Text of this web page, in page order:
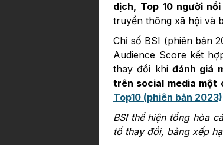
dịch, Top 10 người
truyền thông xã hội và
Chỉ số BSI (phiên bản
Audience Score kết
thay đổi khi đánh giá
trên social media một
Top10 (phiên bản 2023)
BSI thể hiện tổng hòa
tố thay đổi, bảng xếp